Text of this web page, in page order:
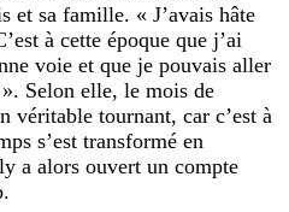
et sa famille. « J’avais hâte
à cette époque que j’ai
voie et que je pouvais aller
Selon elle, le mois de
véritable tournant, car c’est à
s’est transformé en
a alors ouvert un compte